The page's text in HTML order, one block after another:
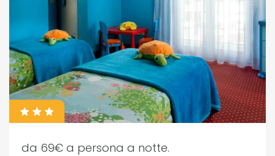
da 69€ a persona a notte.